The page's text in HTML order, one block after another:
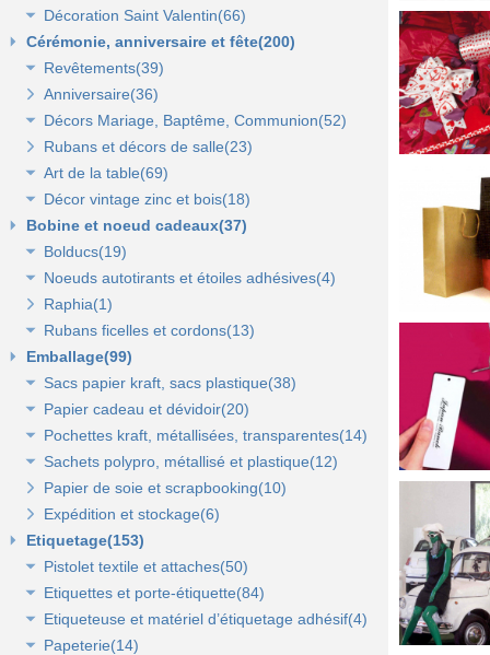
Eclairage électrique d'été(9)
Décor halloween(36)
Décoration vitrine d'hiver(7)
Décors d'hiver(35)
Décoration Saint Valentin(66)
Décoration vitrine de Saint Valentin(15)
Décors Saint Valentin(56)
Cérémonie, anniversaire et fête(200)
Revêtements(39)
Non tissé(19)
Pelouses et revêtements nature(6)
Tissus(13)
Anniversaire(36)
Décors Mariage, Baptême, Communion(52)
Accessoires de cérémonie(14)
Sacs dragées, photophores et chandeliers(10)
Tulles et noeuds de mariage(16)
Rubans et décors de salle(23)
Art de la table(69)
Fleurs et déco de table(37)
Nappes et chemins de table(15)
Serviettes et vaisselle jetables(17)
Décor vintage zinc et bois(18)
Accessoires zinc, bois et métal(16)
Mobilier déco(4)
Bobine et noeud cadeaux(37)
Bolducs(19)
Bolducs 7 et 10 mm(7)
Rubans 19 et 25 mm(7)
Rubans 50 et 100 mm(5)
Noeuds autotirants et étoiles adhésives(4)
Noeuds autocollants et étoiles adhésives(3)
Raphia(1)
Rubans ficelles et cordons(13)
Ficelles et cordons(4)
Rubans tissu, jute et sisal(6)
Rubans tulle(3)
Emballage(99)
Sacs papier kraft, sacs plastique(38)
Sacs kraft poignées plates(7)
Sacs kraft poignées torsadées(5)
Sacs fêtes et fantaisie(5)
Sacs pour bouteille(10)
Sacs pelliculés(6)
Sacs plastique(4)
Sacs en petite quantité(4)
Papier cadeau et dévidoir(20)
Papier cadeaux fantaisie(3)
Papier cadeaux kraft(2)
Papiers fleuriste en polypropylène(3)
Papier cadeaux Noël - Papier métallisé(11)
Dévidoirs(1)
Pochettes kraft, métallisées, transparentes(14)
Pochettes kraft brun et couleurs(8)
Pochettes cadeaux métallisées(3)
Pochettes transparentes rabat adhésif(3)
Sachets polypro, métallisé et plastique(12)
Sachets confiserie polypro et métal(7)
Sachets plastique minigrip(5)
Papier de soie et scrapbooking(10)
Expédition et stockage(6)
Etiquetage(153)
Pistolet textile et attaches(50)
Pistolets textile, aiguilles et accessoires(12)
Attaches pour pistolets textile(17)
Pistolet Fasbanok et Pistolet V'Tool(14)
Etiquettes et porte-étiquette(84)
Etiquettes textile perforées(0)
Etiquettes à fil(6)
Etiqueteuse et matériel d’étiquetage adhésif(4)
Etiquettes adhésives pour étiqueteuse(2)
Papeterie(14)